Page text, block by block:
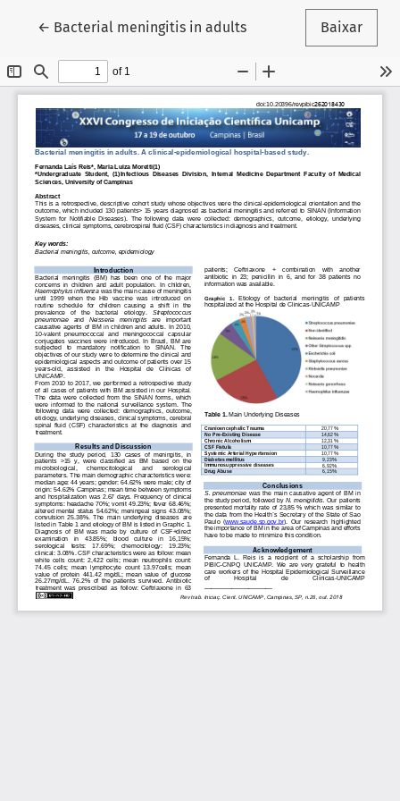
← Voltar aos Detalhes do Artigo
Bacterial meningitis in adults Baixar